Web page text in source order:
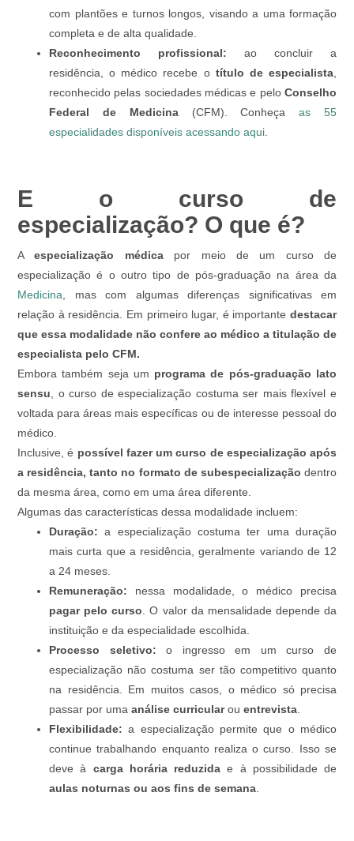
com plantões e turnos longos, visando a uma formação
completa e de alta qualidade.
Reconhecimento profissional: ao concluir a
residência, o médico recebe o título de especialista,
reconhecido pelas sociedades médicas e pelo Conselho
Federal de Medicina(CFM). Conheçaas 55
especialidades disponíveis acessando aqui.
E o curso de
especialização? O que é?
Aespecialização médicapor meio de um curso de
especialização é o outro tipo de pós-graduação na área da
Medicina, mas com algumas diferenças significativas em
relação à residência. Em primeiro lugar, é importante destacar
que essa modalidade não confere ao médico a titulação de
especialista pelo CFM.
Embora também seja um programa de pós-graduação lato
sensu, o curso de especialização costuma ser mais flexível e
voltada para áreas mais específicas ou de interesse pessoal do
médico.
Inclusive, é possível fazer um curso de especialização após
a residência, tanto no formato de subespecialização dentro
da mesma área, como em uma área diferente.
Algumas das características dessa modalidade incluem:
Duração: a especialização costuma ter uma duração
mais curta que a residência, geralmente variando de 12
a 24 meses.
Remuneração: nessa modalidade, o médico precisa
pagar pelo curso. O valor da mensalidade depende da
instituição e da especialidade escolhida.
Processo seletivo: o ingresso em um curso de
especialização não costuma ser tão competitivo quanto
na residência. Em muitos casos, o médico só precisa
passar por uma análise curricularou entrevista.
Flexibilidade: a especialização permite que o médico
continue trabalhando enquanto realiza o curso. Isso se
deve à carga horária reduzida e à possibilidade de
aulas noturnas ou aos fins de semana.